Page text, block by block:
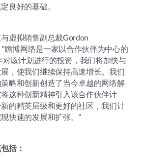
良好的基础。
虚拟销售副总裁Gordon
瞻博网络是一家以合作伙伴为中心的
对该计划进行的投资，我们将加快与
，使我们继续保持高速增长。我们
略和创新创造了当今卓越的网络解
这种创新精神引入该合作伙伴计
的精英层级和更好的社区，我们计
快速的发展和扩张。”
括：